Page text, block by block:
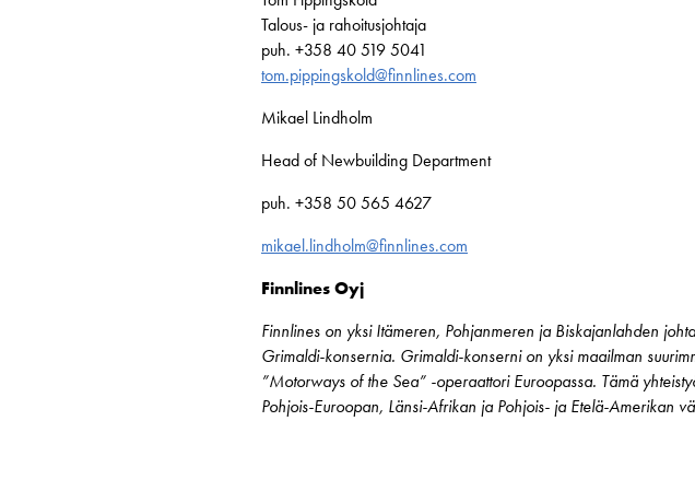
Talous- ja rahoitusjohtaja
puh. +358 40 519 5041
tom.pippingskold@finnlines.com
Mikael Lindholm
Head of Newbuilding Department
puh. +358 50 565 4627
mikael.lindholm@finnlines.com
Finnlines Oyj
Finnlines on yksi Itämeren, Pohjanmeren ja Biskajanlahden
Grimaldi-konsernia. Grimaldi-konserni on yksi maailman
”Motorways of the Sea” -operaattori Euroopassa. Tämä
Pohjois-Euroopan, Länsi-Afrikan ja Pohjois- ja Etelä-Amerikan